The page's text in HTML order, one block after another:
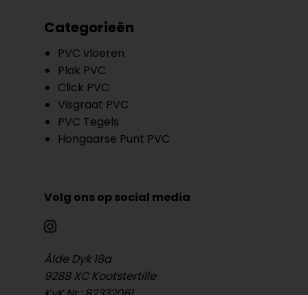
Categorieën
PVC vloeren
Plak PVC
Click PVC
Visgraat PVC
PVC Tegels
Hongaarse Punt PVC
Volg ons op social media
Âlde Dyk 18a
9288 XC Kootstertille